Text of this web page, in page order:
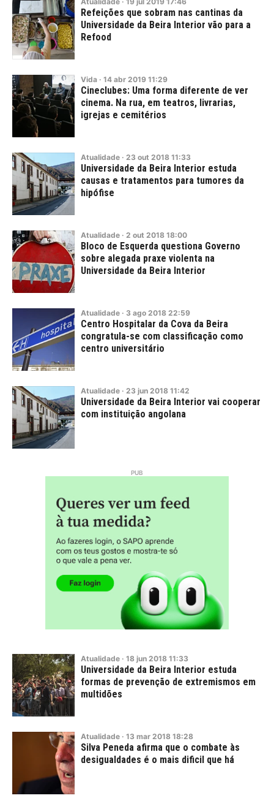
Refeições que sobram nas cantinas da
Universidade da Beira Interior vão para a
Refood
Vida · 14 abr 2019 11:29
Cineclubes: Uma forma diferente de ver
cinema. Na rua, em teatros, livrarias,
igrejas e cemitérios
Atualidade · 23 out 2018 11:33
Universidade da Beira Interior estuda
causas e tratamentos para tumores da
hipófise
Atualidade · 2 out 2018 18:00
Bloco de Esquerda questiona Governo
sobre alegada praxe violenta na
Universidade da Beira Interior
Atualidade · 3 ago 2018 22:59
Centro Hospitalar da Cova da Beira
congratula-se com classificação como
centro universitário
Atualidade · 23 jun 2018 11:42
Universidade da Beira Interior vai cooperar
com instituição angolana
Atualidade · 18 jun 2018 11:33
Universidade da Beira Interior estuda
formas de prevenção de extremismos em
multidões
Atualidade · 13 mar 2018 18:28
Silva Peneda afirma que o combate às
desigualdades é o mais dificil que há